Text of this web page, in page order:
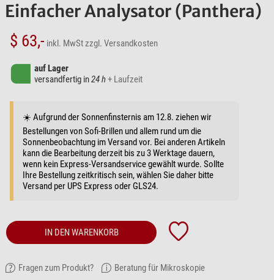
Einfacher Analysator (Panthera)
$ 63,- inkl. MwStzzgl. Versandkosten
auf Lager
versandfertig in24 h+ Laufzeit
☀️ Aufgrund der Sonnenfinsternis am 12.8. ziehen wir
Bestellungen von Sofi-Brillen und allem rund um die
Sonnenbeobachtung im Versand vor. Bei anderen Artikeln
kann die Bearbeitung derzeit bis zu 3 Werktage dauern,
wenn kein Express-Versandservice gewählt wurde. Sollte
Ihre Bestellung zeitkritisch sein, wählen Sie daher bitte
Versand per UPS Express oder GLS24.
IN DEN WARENKORB
Fragen zum Produkt? Beratung für Mikroskopie